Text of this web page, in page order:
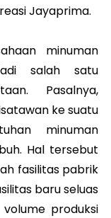
Jayaprima.
minuman
salah satu
Pasalnya,
ke suatu
minuman
Hal tersebut
fasilitas pabrik
baru seluas
produksi